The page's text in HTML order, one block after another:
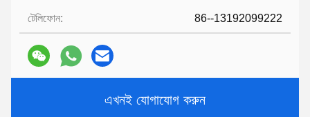
টেলিফোন: 86--13192099222
এখনই যোগাযোগ করুন